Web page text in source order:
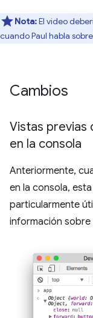
Nota:El video
cuando Paul habla
Cambios
Vistas previas
en la consola
Anteriormente,
en la consola,
particularmente
información